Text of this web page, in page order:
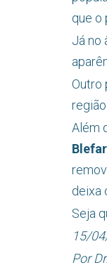
que o
Já no
Outro
Além
deixa
Seja
15/
Por